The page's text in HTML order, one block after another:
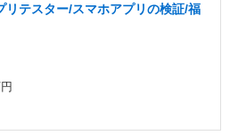
リテスター/スマホアプリの検証/福